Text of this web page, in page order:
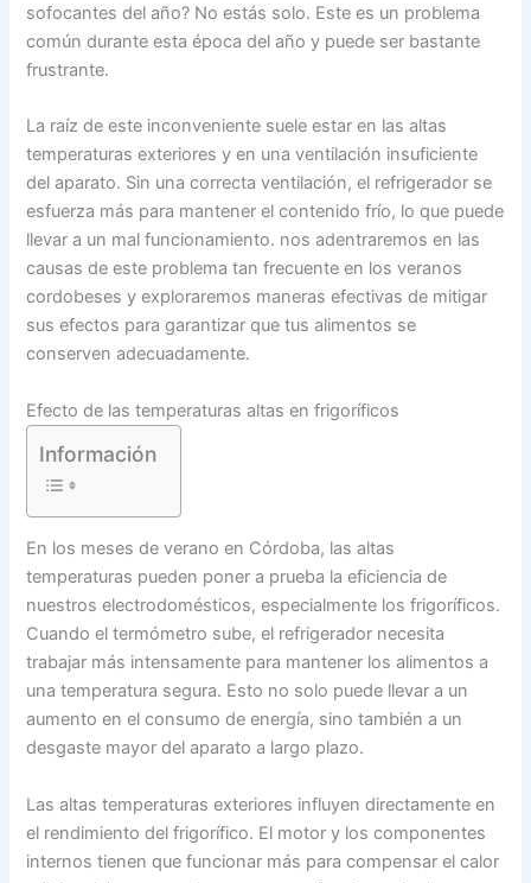
sofocantes del año? No estás solo. Este es un problema
común durante esta época del año y puede ser bastante
frustrante.
La raíz de este inconveniente suele estar en las altas
temperaturas exteriores y en una ventilación insuficiente
del aparato. Sin una correcta ventilación, el refrigerador se
esfuerza más para mantener el contenido frío, lo que puede
llevar a un mal funcionamiento. nos adentraremos en las
causas de este problema tan frecuente en los veranos
cordobeses y exploraremos maneras efectivas de mitigar
sus efectos para garantizar que tus alimentos se
conserven adecuadamente.
Efecto de las temperaturas altas en frigoríficos
Información
En los meses de verano en Córdoba, las altas
temperaturas pueden poner a prueba la eficiencia de
nuestros electrodomésticos, especialmente los frigoríficos.
Cuando el termómetro sube, el refrigerador necesita
trabajar más intensamente para mantener los alimentos a
una temperatura segura. Esto no solo puede llevar a un
aumento en el consumo de energía, sino también a un
desgaste mayor del aparato a largo plazo.
Las altas temperaturas exteriores influyen directamente en
el rendimiento del frigorífico. El motor y los componentes
internos tienen que funcionar más para compensar el calor